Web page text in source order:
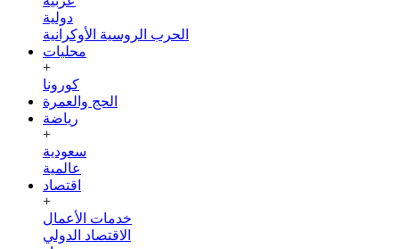
دولية
الحرب الروسية الأوكرانية
محليات
+
كورونا
الحج والعمرة
رياضة
+
سعودية
عالمية
اقتصاد
+
خدمات الأعمال
الاقتصاد الدولي